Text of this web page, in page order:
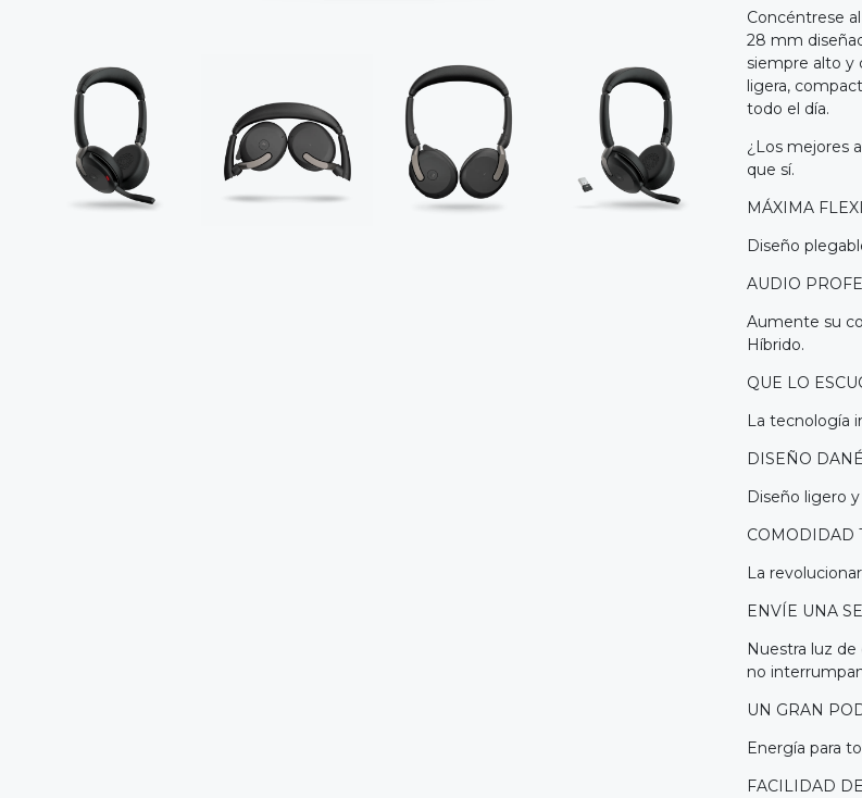
Concéntrese
28 mm
siempre alto y
ligera,
todo el día.
¿Los mejores
que sí.
MÁXIMA
Diseño
AUDIO
Aumente su
Híbrido.
QUE LO
La tecnología
DISEÑO
Diseño ligero
COMODIDAD
La
ENVÍE UNA
Nuestra luz
no
UN GRAN
Energía para
FACILIDAD